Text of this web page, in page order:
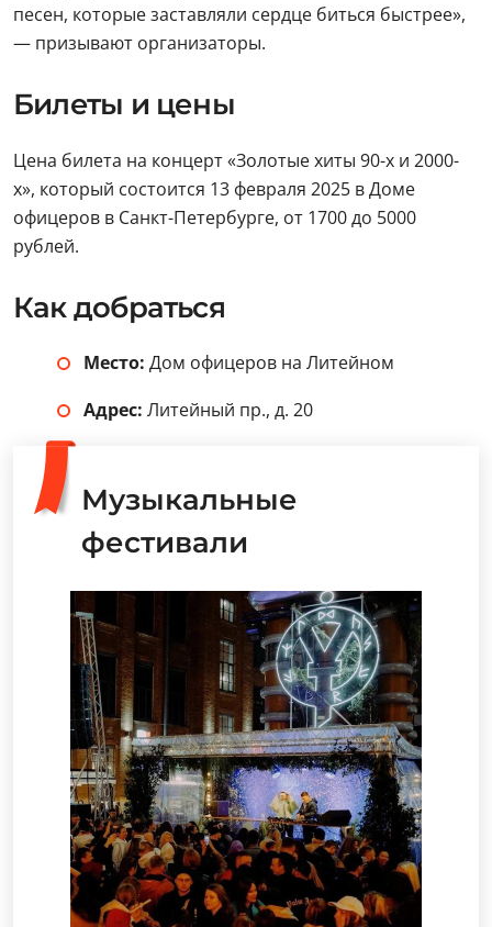
песен, которые заставляли сердце биться быстрее»,
— призывают организаторы.
Билеты и цены
Цена билета на концерт «Золотые хиты 90-х и 2000-
х», который состоится 13 февраля 2025 в Доме
офицеров в Санкт-Петербурге, от 1700 до 5000
рублей.
Как добраться
Место: Дом офицеров на Литейном
Адрес: Литейный пр., д. 20
Музыкальные
фестивали